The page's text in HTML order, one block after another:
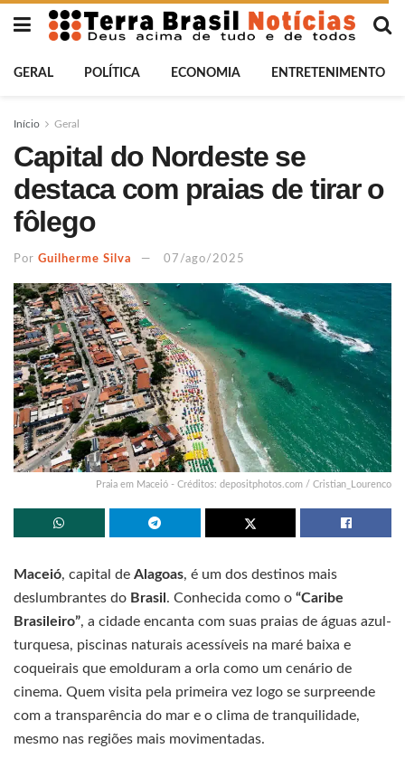
GERAL POLÍTICA ECONOMIA ENTRETENIMENTO
Início Geral
Capital do Nordeste se
destaca com praias de tirar o
fôlego
Por Guilherme Silva 07/ago/2025
Praia em Maceió - Créditos: depositphotos.com / Cristian_Lourenco
Maceió, capital de Alagoas, é um dos destinos mais
deslumbrantes do Brasil . Conhecida como o “Caribe
Brasileiro”, a cidade encanta com suas praias de águas azul-
turquesa, piscinas naturais acessíveis na maré baixa e
coqueirais que emolduram a orla como um cenário de
cinema. Quem visita pela primeira vez logo se surpreende
com a transparência do mar e o clima de tranquilidade,
mesmo nas regiões mais movimentadas.